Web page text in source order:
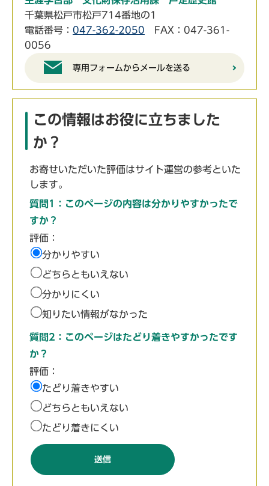
千葉県松戸市松戸714番地の1
電話番号： 047-362-2050 FAX：047-361-
0056
専用フォームからメールを送る
この情報はお役に立ちました
か？
お寄せいただいた評価はサイト運営の参考といた
します。
質問1：このページの内容は分かりやすかったで
すか？
評価：
分かりやすい
どちらともいえない
分かりにくい
知りたい情報がなかった
質問2：このページはたどり着きやすかったです
か？
評価：
たどり着きやすい
どちらともいえない
たどり着きにくい